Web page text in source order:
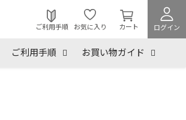
ご利用手順 お気に入り カート
カ
ー
を
ログイン
ご利用手順
お買い物ガイド